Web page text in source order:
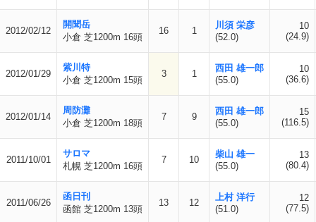
2012/02/12
開聞岳
小倉 芝1200m 16頭
16 1
川須 栄彦
(52.0)
10
(24.9)
2012/01/29
紫川特
小倉 芝1200m 15頭
3 1
西田 雄一郎
(55.0)
10
(36.6)
2012/01/14
周防灘
小倉 芝1200m 18頭
7 9
西田 雄一郎
(55.0)
15
(116.5)
2011/10/01
サロマ
札幌 芝1200m 16頭
7 10
柴山 雄一
(55.0)
13
(80.4)
2011/06/26
函日刊
函館 芝1200m 13頭
13 12
上村 洋行
(51.0)
12
(77.5)